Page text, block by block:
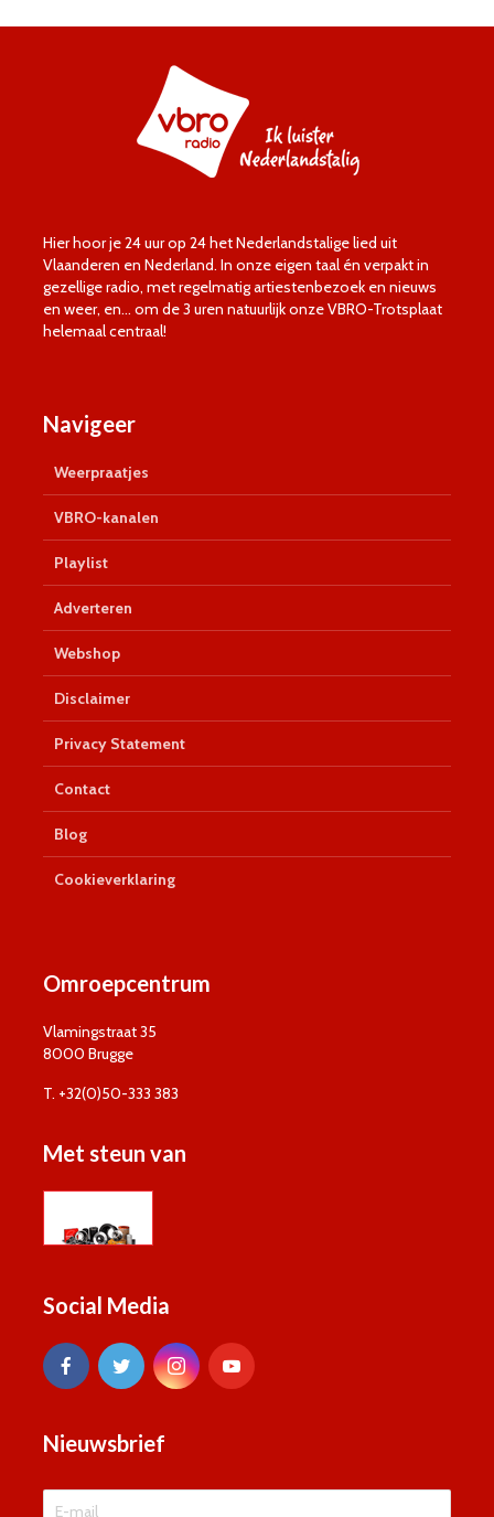
Hier hoor je 24 uur op 24 het Nederlandstalige lied uit
Vlaanderen en Nederland. In onze eigen taal én verpakt in
gezellige radio, met regelmatig artiestenbezoek en nieuws
en weer, en… om de 3 uren natuurlijk onze VBRO-Trotsplaat
helemaal centraal!
Navigeer
Weerpraatjes
VBRO-kanalen
Playlist
Adverteren
Webshop
Disclaimer
Privacy Statement
Contact
Blog
Cookieverklaring
Omroepcentrum
Vlamingstraat 35
8000 Brugge
T. +32(0)50-333 383
Met steun van
Social Media
Nieuwsbrief